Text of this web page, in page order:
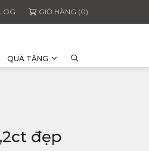
GIỎ HÀNG (0)
QUÀ TẶNG
đẹp